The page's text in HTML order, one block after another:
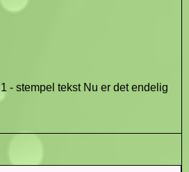
- stempel tekst Nu er det endelig